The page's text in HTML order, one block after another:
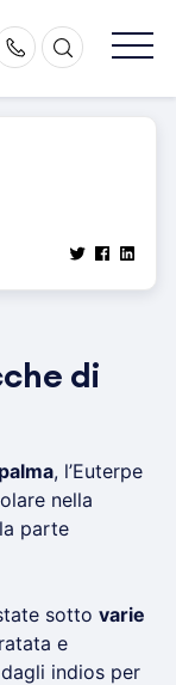
di
palma, l’Euterpe
nella
parte
sotto varie
e
indios per